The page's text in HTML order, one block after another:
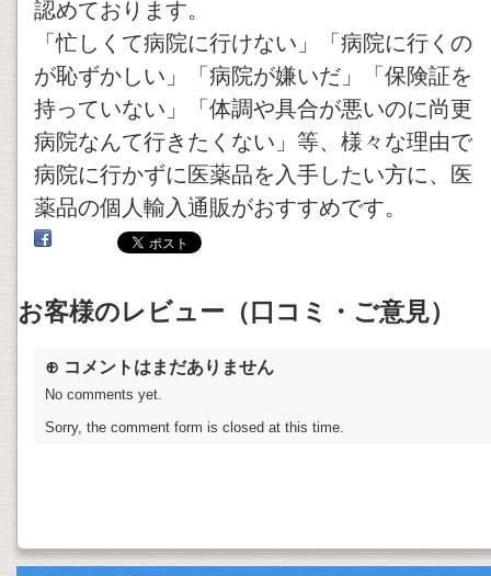
認めております。
「忙しくて病院に行けない」「病院に行くの
が恥ずかしい」「病院が嫌いだ」「保険証を
持っていない」「体調や具合が悪いのに尚更
病院なんて行きたくない」等、様々な理由で
病院に行かずに医薬品を入手したい方に、医
薬品の個人輸入通販がおすすめです。
お客様のレビュー（口コミ・ご意見）
⊕ コメントはまだありません
No comments yet.
Sorry, the comment form is closed at this time.